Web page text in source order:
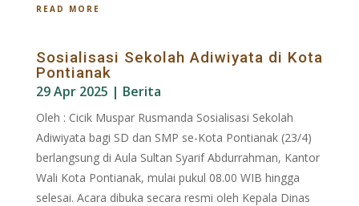
READ MORE
Sosialisasi Sekolah Adiwiyata di Kota
Pontianak
29 Apr 2025 | Berita
Oleh : Cicik Muspar Rusmanda Sosialisasi Sekolah
Adiwiyata bagi SD dan SMP se-Kota Pontianak (23/4)
berlangsung di Aula Sultan Syarif Abdurrahman, Kantor
Wali Kota Pontianak, mulai pukul 08.00 WIB hingga
selesai. Acara dibuka secara resmi oleh Kepala Dinas